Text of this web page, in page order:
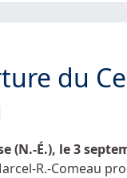
du
(N.-É.), le 3
R.-Comeau